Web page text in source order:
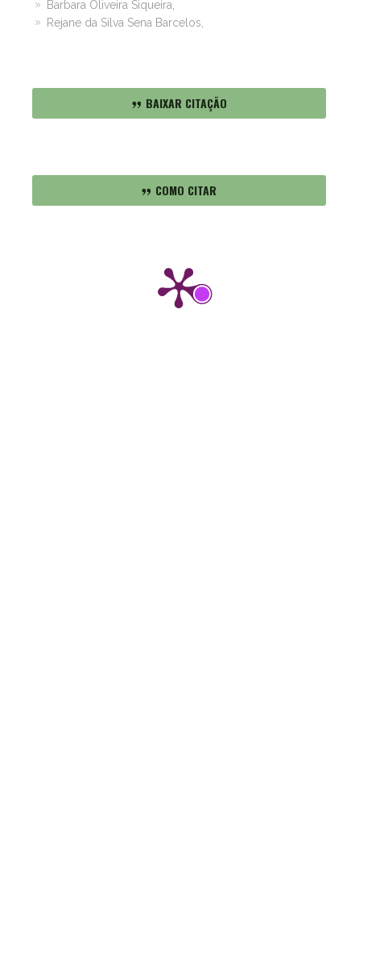
Barbara Oliveira Siqueira,
Rejane da Silva Sena Barcelos,
BAIXAR CITAÇÃO
COMO CITAR